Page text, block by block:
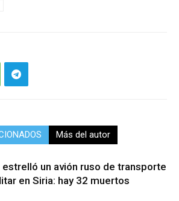
Más del autor
estrelló un avión ruso de transporte
en Siria: hay 32 muertos